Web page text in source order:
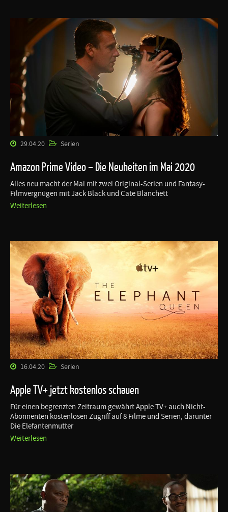
29.04.20 Serien
Amazon Prime Video – Die Neuheiten im Mai 2020
Alles neu macht der Mai mit zwei Original-Serien und Fantasy-
Filmvergnügen mit Jack Black und Cate Blanchett
Weiterlesen
16.04.20 Serien
Apple TV+ jetzt kostenlos schauen
Für einen begrenzten Zeitraum gewährt Apple TV+ auch Nicht-
Abonnenten kostenlosen Zugriff auf 8 Filme und Serien, darunter
Die Elefantenmutter
Weiterlesen